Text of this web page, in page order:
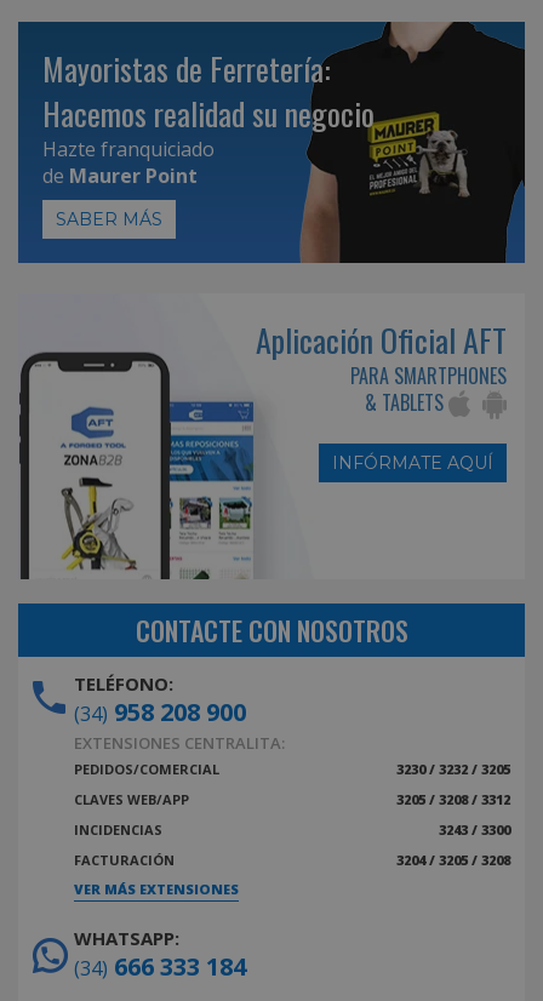
Mayoristas de Ferretería:
Hacemos realidad su negocio
Hazte franquiciado
de Maurer Point
SABER MÁS
Aplicación Oficial AFT
PARA SMARTPHONES
& TABLETS
INFÓRMATE AQUÍ
CONTACTE CON NOSOTROS
TELÉFONO:
(34) 958 208 900
EXTENSIONES CENTRALITA:
PEDIDOS/COMERCIAL
3230 / 3232 / 3205
CLAVES WEB/APP
3205 / 3208 / 3312
INCIDENCIAS
3243 / 3300
FACTURACIÓN
3204 / 3205 / 3208
VER MÁS EXTENSIONES
WHATSAPP:
(34) 666 333 184